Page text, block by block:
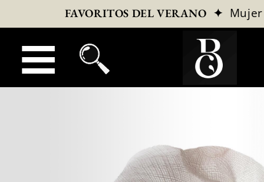
FAVORITOS DEL VERANO ✦ Mujer